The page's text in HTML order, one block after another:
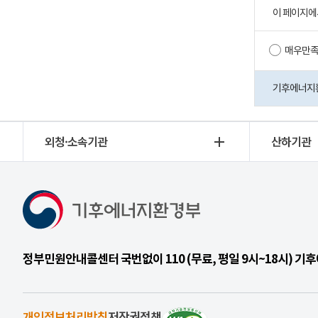
이 페이지
매우만족
기후에너
외청·소속기관 산하기관
정부민원안내콜센터 국번없이 110 (무료, 평일 9시~18시) 기